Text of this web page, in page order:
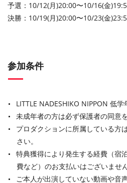
予選：10/12(月)20:00〜10/16(金
決勝：10/19(月)20:00〜10/23(金
参加条件
LITTLE NADESHIKO NIPPON 低
未成年者の方は必ず保護者の同意
プロダクションに所属している方
さい。
特典獲得により発生する経費（宿
費など）のお支払いはございませ
ご本人が出演していない動画や音